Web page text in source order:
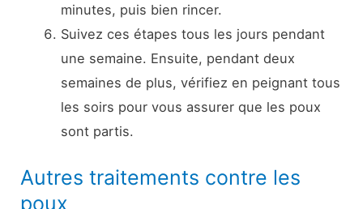
minutes, puis bien rincer.
Suivez ces étapes tous les jours pendant
une semaine. Ensuite, pendant deux
semaines de plus, vérifiez en peignant tous
les soirs pour vous assurer que les poux
sont partis.
Autres traitements contre les
poux